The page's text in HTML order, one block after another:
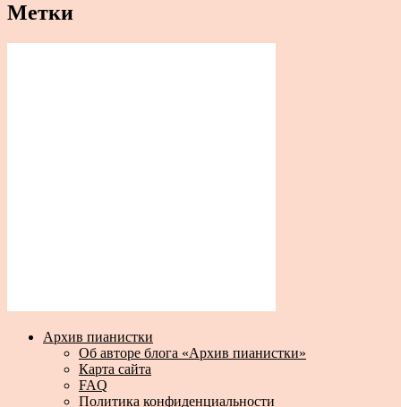
Метки
Архив пианистки
Об авторе блога «Архив пианистки»
Карта сайта
FAQ
Политика конфиденциальности